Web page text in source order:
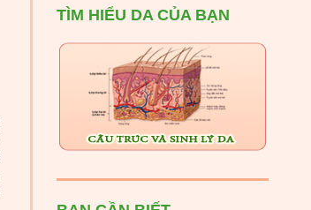
TÌM HIỂU DA CỦA BẠN